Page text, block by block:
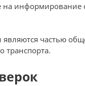
на
частью
транспорта.